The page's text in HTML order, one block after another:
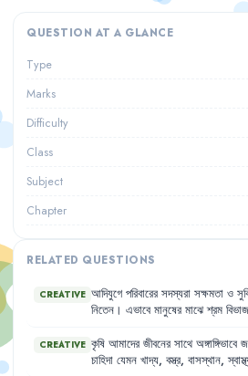
QUESTION AT A GLANCE
Type
Marks
Difficulty
Class
Subject
Chapter
RELATED QUESTIONS
CREATIVE আদিযুগে পরিবারের সদস্যরা সক্ষমতা ও
নিতেন । এভাবে মানুষের মাঝে শ্রম
বাড়ি তৈরি করতে শুরু করল। এভাবে
গ্রামের সূচনা হয়। কৃষির কারণেই মানুষ
CREATIVE কৃষি আমাদের জীবনের সাথে অঙ্গাঙ্গিভাবে
চাহিদা যেমন খাদ্য, বস্ত্র, বাসস্থান,